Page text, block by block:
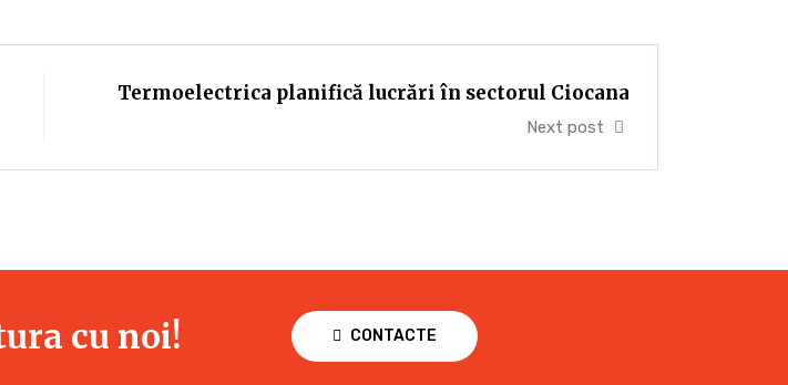
Termoelectrica planifică lucrări în sectorul Ciocana
Next post
cu noi! CONTACTE